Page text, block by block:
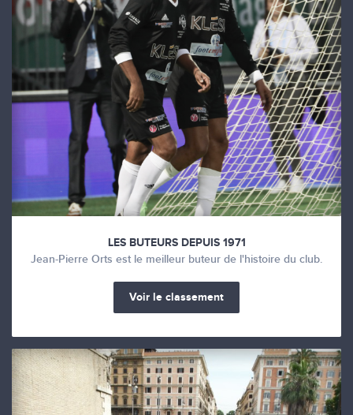
LES BUTEURS DEPUIS 1971
Jean-Pierre Orts est le meilleur buteur de l'histoire du club.
Voir le classement